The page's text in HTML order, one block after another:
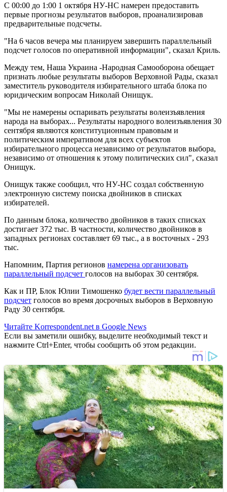
С 00:00 до 1:00 1 октября НУ-НС намерен предоставить
первые прогнозы результатов выборов, проанализировав
предварительные подсчеты.
"На 6 часов вечера мы планируем завершить параллельный
подсчет голосов по оперативной информации", сказал Криль.
Между тем, Наша Украина -Народная Самооборона обещает
признать любые результаты выборов Верховной Рады, сказал
заместитель руководителя избирательного штаба блока по
юридическим вопросам Николай Онищук.
"Мы не намерены оспаривать результаты волеизъявления
народа на выборах... Результаты народного волеизъявления 30
сентября являются конституционным правовым и
политическим императивом для всех субъектов
избирательного процесса независимо от результатов выбора,
независимо от отношения к этому политических сил", сказал
Онищук.
Онищук также сообщил, что НУ-НС создал собственную
электронную систему поиска двойников в списках
избирателей.
По данным блока, количество двойников в таких списках
достигает 372 тыс. В частности, количество двойников в
западных регионах составляет 69 тыс., а в восточных - 293
тыс.
Напомним, Партия регионов намерена организовать
параллельный подсчет голосов на выборах 30 сентября.
Как и ПР, Блок Юлии Тимошенко будет вести параллельный
подсчет голосов во время досрочных выборов в Верховную
Раду 30 сентября.
Читайте Korrespondent.net в Google News
Если вы заметили ошибку, выделите необходимый текст и
нажмите Ctrl+Enter, чтобы сообщить об этом редакции.